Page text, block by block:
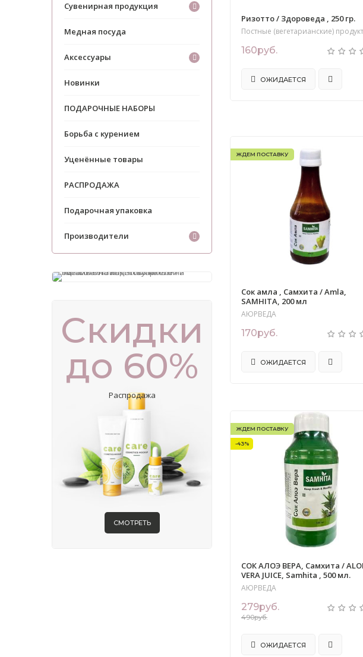
Ризотто / Здороведа , 250 гр.
Постные (вегетарианские)
160руб.
ОЖИДАЕТСЯ
ЖДЕМ ПОСТАВКУ
Cок амла , Самхита / Amla,
SAMHITA, 200 мл
АЮРВЕДА
170руб.
ОЖИДАЕТСЯ
ЖДЕМ ПОСТАВКУ
-43%
СОК АЛОЭ ВЕРА, Самхита /
VERA JUICE, Samhita , 500 мл.
АЮРВЕДА
279руб.
490руб.
ОЖИДАЕТСЯ
Сувенирная продукция
Медная посуда
Аксессуары
Новинки
ПОДАРОЧНЫЕ НАБОРЫ
Борьба с курением
Уценённые товары
РАСПРОДАЖА
Подарочная упаковка
Производители
Скидки
до 60%
Распродажа
СМОТРЕТЬ